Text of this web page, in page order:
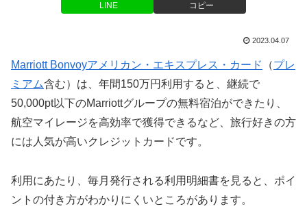
LINE コピー
2023.04.07
Marriott Bonvoyアメリカン・エキスプレス・カード （プレ
ミアム含む）は、年間150万円利用すると、継続で
50,000pt以下のMarriottグループの無料宿泊ができたり、
航空マイレージを高効率で獲得できるなど、旅行好きの方
には人気が高いクレジットカードです。
利用にあたり、毎月発行される利用明細書を見ると、ポイ
ントの付き方がわかりにくいところがあります。